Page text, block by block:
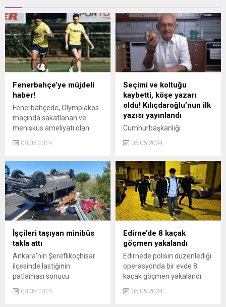
Fenerbahçe’ye müjdeli
haber!
Fenerbahçede, Olympiakos
maçında sakatlanan ve
menisküs ameliyatı olan
takımla birlikte çalıştı.
08.05.2024
Seçimi ve koltuğu
kaybetti, köşe yazarı
oldu! Kılıçdaroğlu’nun ilk
yazısı yayınlandı
Cumhurbaşkanlığı
yaşadığı hezimet sonrası
mağlup ayrılan Kemal
Kılıçdaroğlu, liderlik
döneminde fonladığı T24
internet sitesine köşe yazarı
oldu.
05.05.2024
İşçileri taşıyan minibüs
takla attı
Ankara’nın Şereflikoçhisar
ilçesinde lastiğinin
patlaması sonucu
kaybettiği minibüs
08.05.2024
Edirne’de 8 kaçak
göçmen yakalandı
Edirnede polisin düzenlediği
operasyonda bir evde 8
kaçak göçmen yakalandı.
05.05.2024